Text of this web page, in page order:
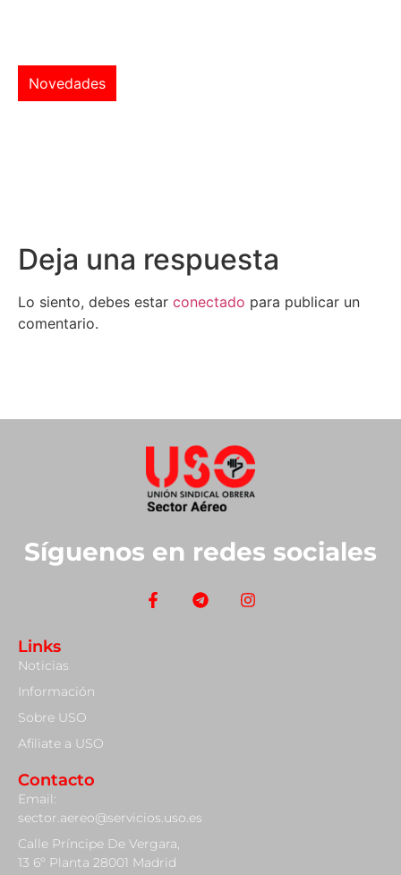
Novedades
Deja una respuesta
Lo siento, debes estar conectado para publicar un
comentario.
Síguenos en redes sociales
Links
Noticias
Información
Sobre USO
Afiliate a USO
Contacto
Email:
sector.aereo@servicios.uso.es
Calle Príncipe De Vergara,
13 6º Planta 28001 Madrid